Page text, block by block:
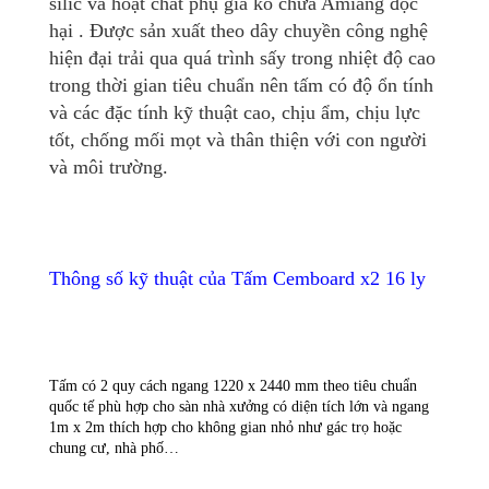
hại . Được sản xuất theo dây chuyền công nghệ
hiện đại trải qua quá trình sấy trong nhiệt độ cao
trong thời gian tiêu chuẩn nên tấm có độ ổn tính
và các đặc tính kỹ thuật cao, chịu ẩm, chịu lực
tốt, chống mối mọt và thân thiện với con người
và môi trường.
Thông số kỹ thuật của Tấm Cemboard x2 16 ly
Tấm có 2 quy cách ngang 1220 x 2440 mm theo tiêu chuẩn
quốc tế phù hợp cho sàn nhà xưởng có diện tích lớn và ngang
1m x 2m thích hợp cho không gian nhỏ như gác trọ hoặc
chung cư, nhà phố…